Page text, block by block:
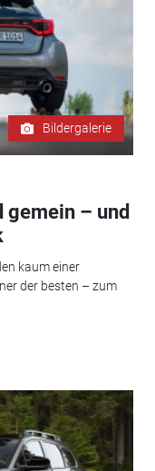
Bildergalerie
gemein – und
kaum einer
der besten – zum